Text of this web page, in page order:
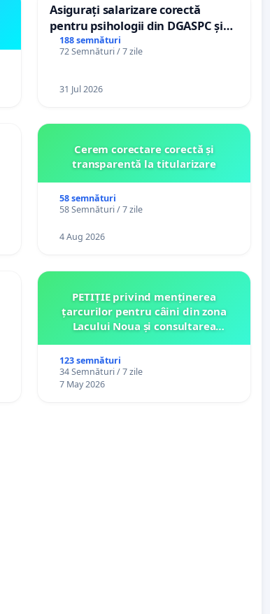
Asigurați salarizare corectă
pentru psihologii din DGASPC și
spitale
188 semnături
72 Semnături / 7 zile
31 Jul 2026
Cerem corectare corectă și
transparentă la titularizare
58 semnături
58 Semnături / 7 zile
4 Aug 2026
PETIȚIE privind menținerea
țarcurilor pentru câini din zona
Lacului Noua și consultarea
123 semnături
34 Semnături / 7 zile
7 May 2026